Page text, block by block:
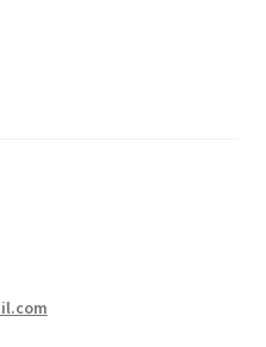
Útmutató